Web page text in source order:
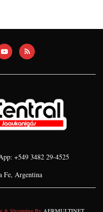
+549 3482 29-4525
Fe, Argentina